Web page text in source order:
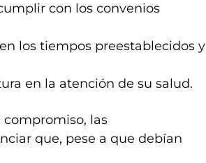
con los convenios
los tiempos preestablecidos y
en la atención de su salud.
compromiso, las
que, pese a que debían